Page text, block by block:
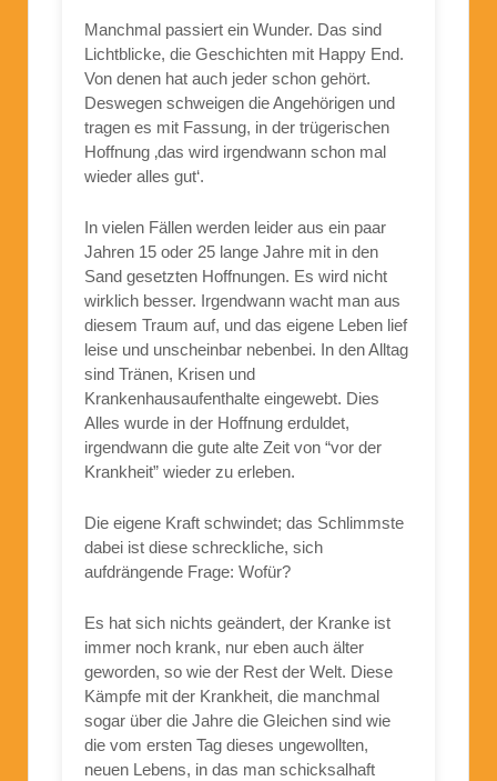
Manchmal passiert ein Wunder. Das sind
Lichtblicke, die Geschichten mit Happy End.
Von denen hat auch jeder schon gehört.
Deswegen schweigen die Angehörigen und
tragen es mit Fassung, in der trügerischen
Hoffnung ‚das wird irgendwann schon mal
wieder alles gut‘.
In vielen Fällen werden leider aus ein paar
Jahren 15 oder 25 lange Jahre mit in den
Sand gesetzten Hoffnungen. Es wird nicht
wirklich besser. Irgendwann wacht man aus
diesem Traum auf, und das eigene Leben lief
leise und unscheinbar nebenbei. In den Alltag
sind Tränen, Krisen und
Krankenhausaufenthalte eingewebt. Dies
Alles wurde in der Hoffnung erduldet,
irgendwann die gute alte Zeit von “vor der
Krankheit” wieder zu erleben.
Die eigene Kraft schwindet; das Schlimmste
dabei ist diese schreckliche, sich
aufdrängende Frage: Wofür?
Es hat sich nichts geändert, der Kranke ist
immer noch krank, nur eben auch älter
geworden, so wie der Rest der Welt. Diese
Kämpfe mit der Krankheit, die manchmal
sogar über die Jahre die Gleichen sind wie
die vom ersten Tag dieses ungewollten,
neuen Lebens, in das man schicksalhaft